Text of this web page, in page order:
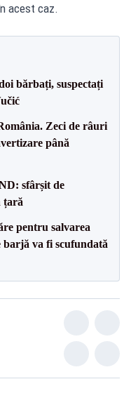
acest caz.
bărbați, suspectați
Zeci de râuri
până
sfârșit de
țară
pentru salvarea
va fi scufundată